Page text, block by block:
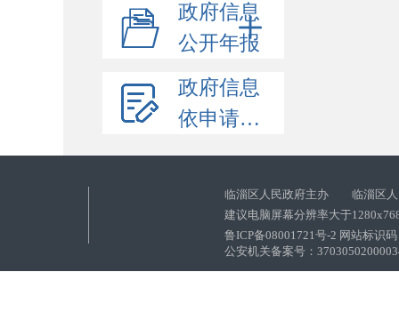
政府信息
公开年报
政府信息
依申请公开
临淄区人民政府主办 临淄区人
建议电脑屏幕分辨率大于
鲁ICP备08001721号-2 网站标识
公安机关备案号：